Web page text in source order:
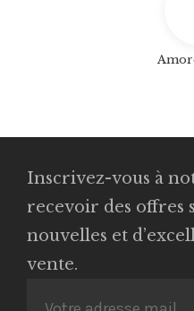
Inscrivez-vous à
recevoir des offres
nouvelles et
vente.